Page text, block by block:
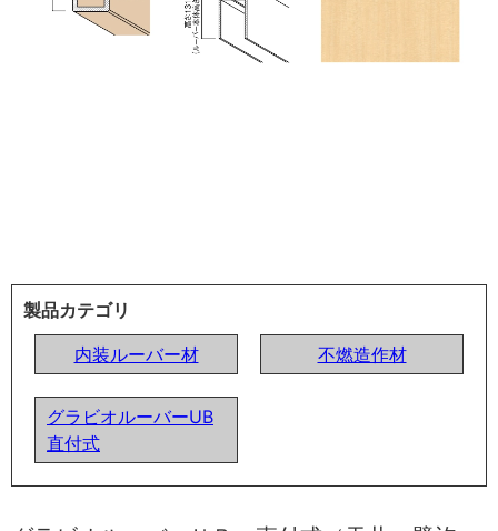
製品カテゴリ
内装ルーバー材
不燃造作材
グラビオルーバーUB
直付式